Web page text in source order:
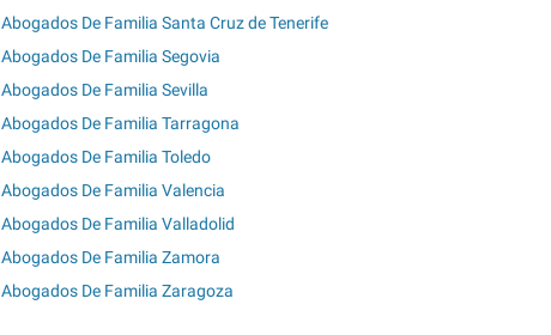
Abogados De Familia Santa Cruz de Tenerife
Abogados De Familia Segovia
Abogados De Familia Sevilla
Abogados De Familia Tarragona
Abogados De Familia Toledo
Abogados De Familia Valencia
Abogados De Familia Valladolid
Abogados De Familia Zamora
Abogados De Familia Zaragoza